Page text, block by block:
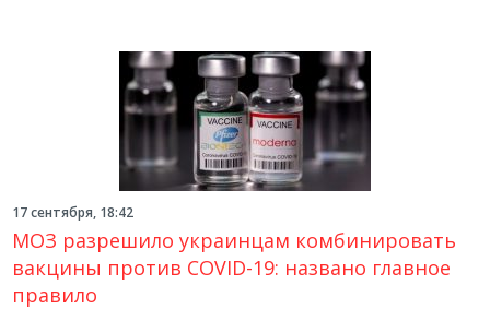
17 сентября, 18:42
МОЗ разрешило украинцам комбинировать
вакцины против COVID-19: названо главное
правило